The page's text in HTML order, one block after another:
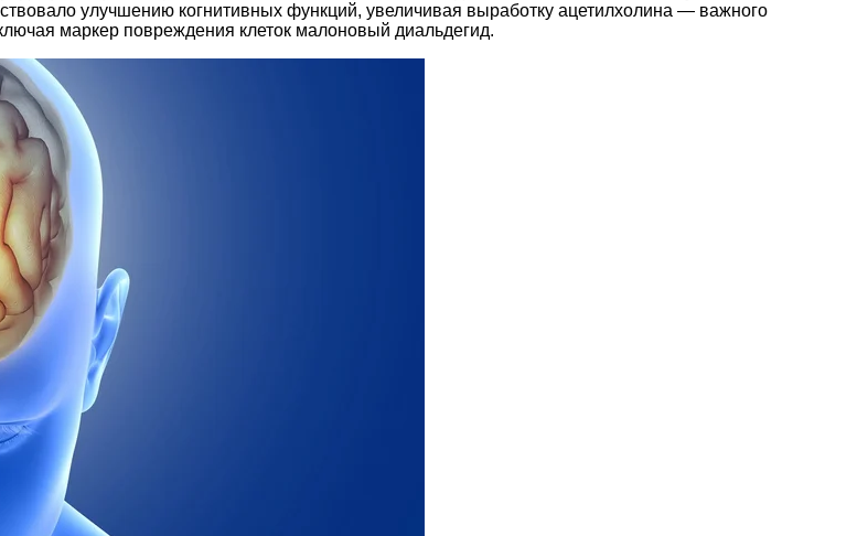
улучшению когнитивных функций, увеличивая выработку ацетилхолина — важного
маркер повреждения клеток малоновый диальдегид.